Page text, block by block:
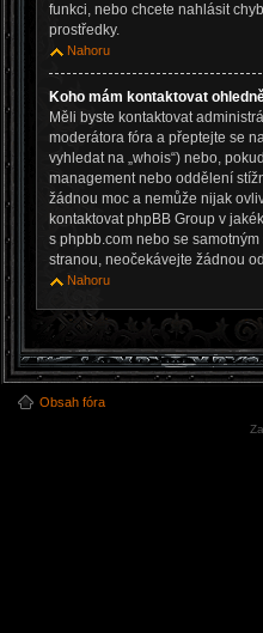
funkci, nebo chcete nahlásit
prostředky.
Nahoru
Koho mám kontaktovat
Měli byste kontaktovat
moderátora fóra a přeptejte se
vyhledat na „whois“) nebo,
management nebo oddělení
žádnou moc a nemůže nijak
kontaktovat phpBB Group v
s phpbb.com nebo se
stranou, neočekávejte žádnou
Nahoru
Obsah fóra